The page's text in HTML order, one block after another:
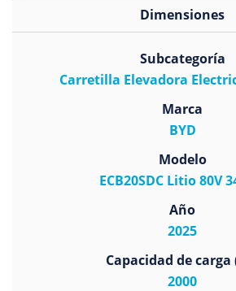
Subcategoría
Carretilla Elevadora
Marca
BYD
Modelo
ECB20SDC Litio 80V
Año
2025
Capacidad de carga
2000
Dimensiones